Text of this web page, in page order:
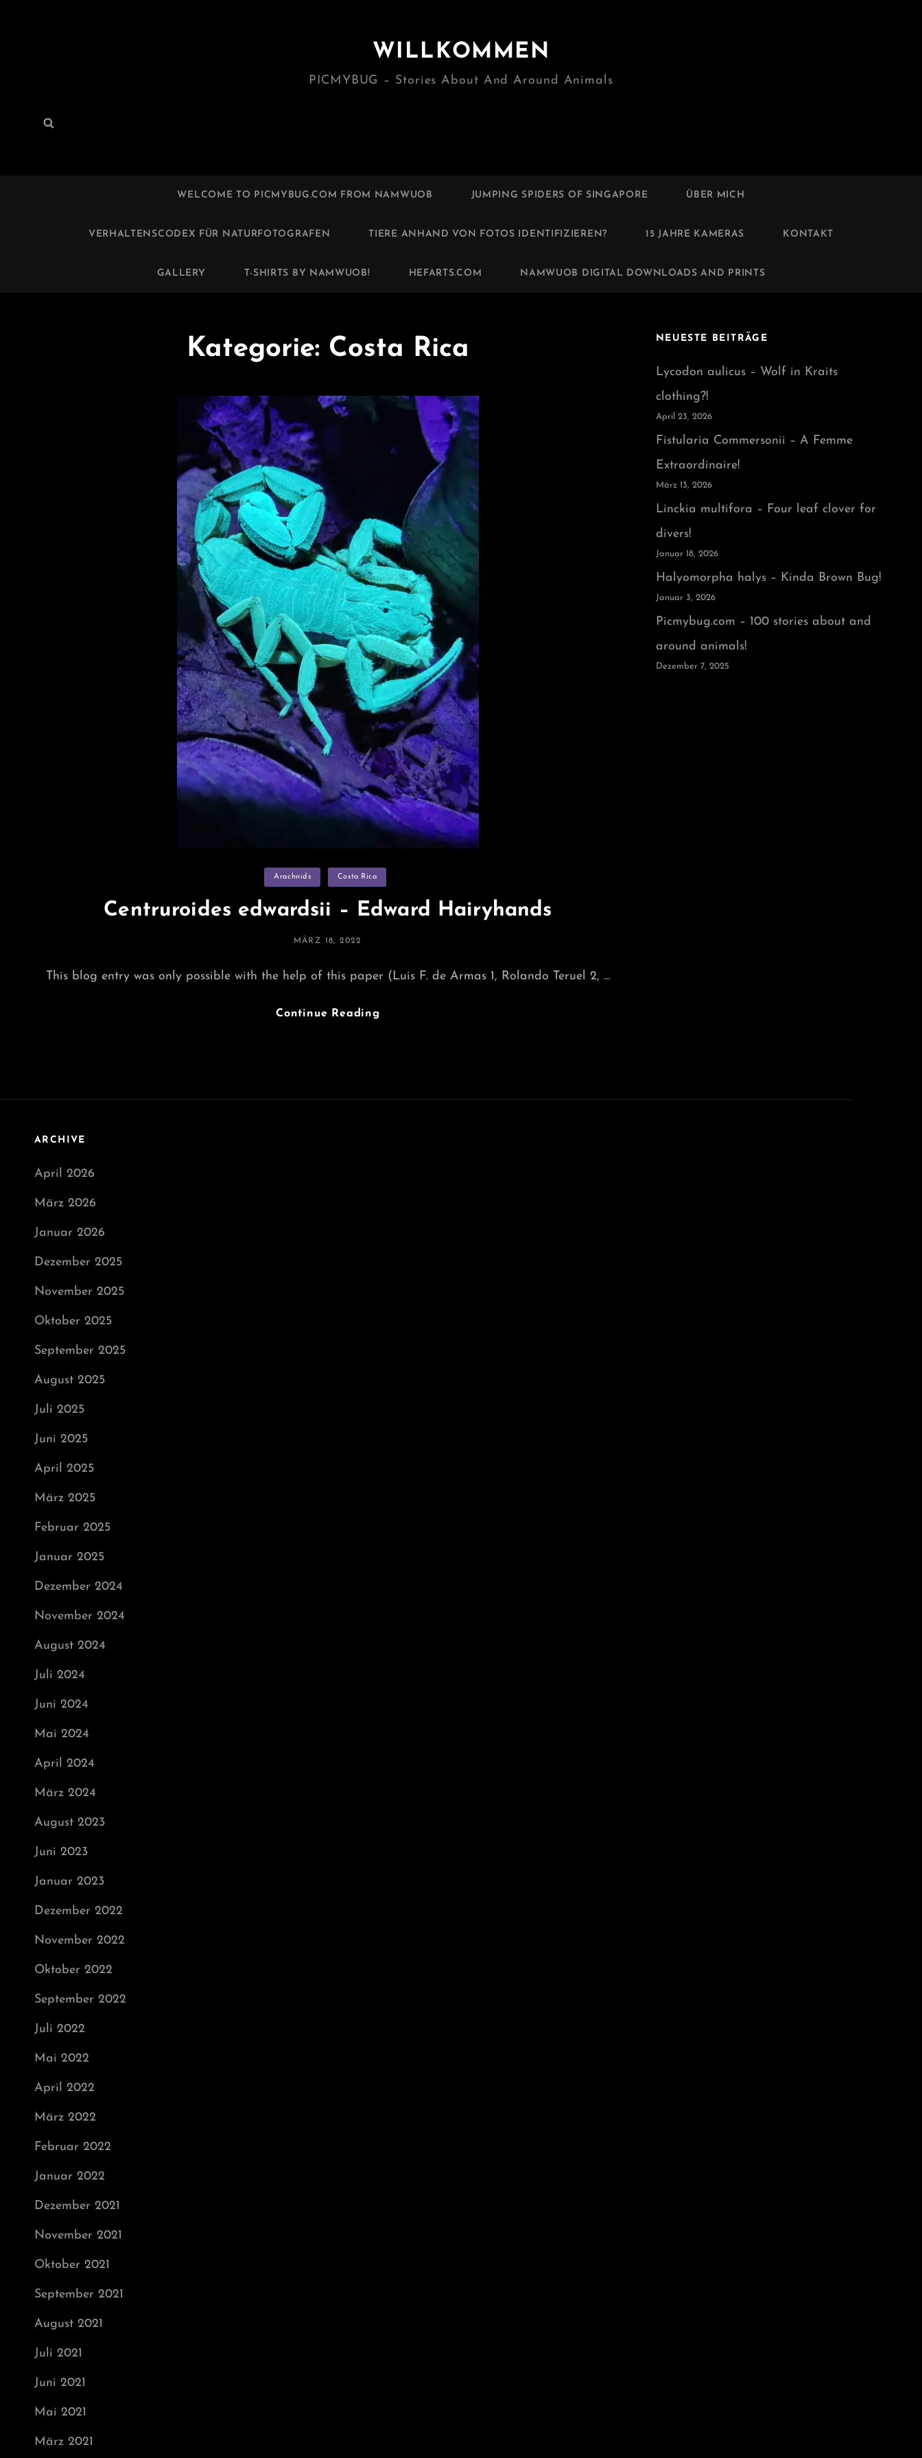
WILLKOMMEN
PICMYBUG – Stories About And Around Animals
suchen
WELCOME TO PICMYBUG.COM FROM NAMWUOB JUMPING SPIDERS OF SINGAPORE ÜBER MICH
VERHALTENSCODEX FÜR NATURFOTOGRAFEN TIERE ANHAND VON FOTOS IDENTIFIZIEREN? 15 JAHRE KAMERAS KONTAKT
GALLERY T-SHIRTS BY NAMWUOB! HEFARTS.COM NAMWUOB DIGITAL DOWNLOADS AND PRINTS
Kategorie: Costa Rica
Categories
Arachnids Costa Rica
Centruroides edwardsii – Edward Hairyhands
POSTED
MÄRZ 18, 2022
This blog entry was only possible with the help of this paper (Luis F. de Armas 1, Rolando Teruel 2, …
Continue Reading
NEUESTE BEITRÄGE
Lycodon aulicus – Wolf in Kraits
clothing?!
April 23, 2026
Fistularia Commersonii – A Femme
Extraordinaire!
März 13, 2026
Linckia multifora – Four leaf clover for
divers!
Januar 18, 2026
Halyomorpha halys – Kinda Brown Bug!
Januar 3, 2026
Picmybug.com – 100 stories about and
around animals!
Dezember 7, 2025
ARCHIVE
April 2026
März 2026
Januar 2026
Dezember 2025
November 2025
Oktober 2025
September 2025
August 2025
Juli 2025
Juni 2025
April 2025
März 2025
Februar 2025
Januar 2025
Dezember 2024
November 2024
August 2024
Juli 2024
Juni 2024
Mai 2024
April 2024
März 2024
August 2023
Juni 2023
Januar 2023
Dezember 2022
November 2022
Oktober 2022
September 2022
Juli 2022
Mai 2022
April 2022
März 2022
Februar 2022
Januar 2022
Dezember 2021
November 2021
Oktober 2021
September 2021
August 2021
Juli 2021
Juni 2021
Mai 2021
März 2021